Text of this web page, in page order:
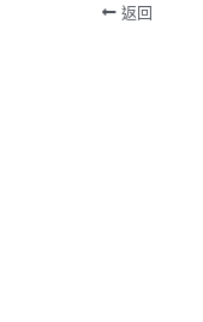
返回